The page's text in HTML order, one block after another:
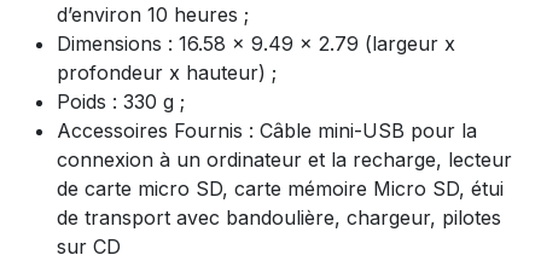
d’environ 10 heures ;
Dimensions : 16.58 x 9.49 x 2.79 (largeur x
profondeur x hauteur) ;
Poids : 330 g ;
Accessoires Fournis : Câble mini-USB pour la
connexion à un ordinateur et la recharge, lecteur
de carte micro SD, carte mémoire Micro SD, étui
de transport avec bandoulière, chargeur, pilotes
sur CD